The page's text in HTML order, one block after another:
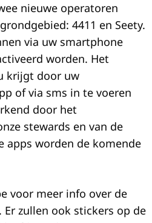
nieuwe operatoren
4411 en Seety.
via uw smartphone
worden. Het
krijgt door uw
of via sms in te voeren
door het
stewards en van de
apps worden de komende
voor meer info over de
zullen ook stickers op de